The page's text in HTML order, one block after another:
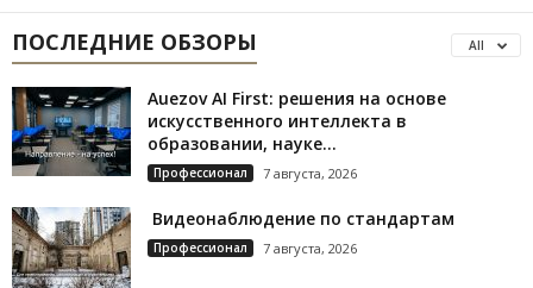
ПОСЛЕДНИЕ ОБЗОРЫ All
Auezov AI First: решения на основе
искусственного интеллекта в
образовании, науке...
Профессионал 7 августа, 2026
Видеонаблюдение по стандартам
Профессионал 7 августа, 2026